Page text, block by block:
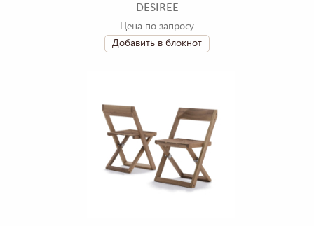
DESIREE
Цена по запросу
Добавить в блокнот